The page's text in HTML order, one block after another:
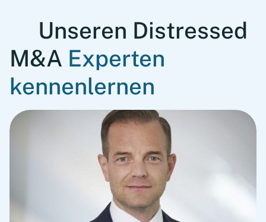
Unseren Distressed
M&A Experten
kennenlernen